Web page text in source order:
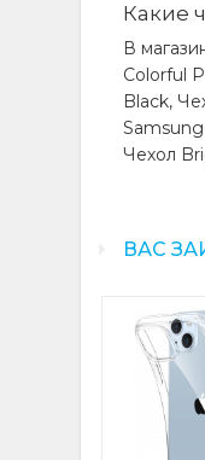
Какие
В
Colorful
Black,
Чехол
ВАС